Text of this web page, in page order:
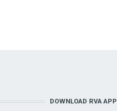
DOWNLOAD RVA APP